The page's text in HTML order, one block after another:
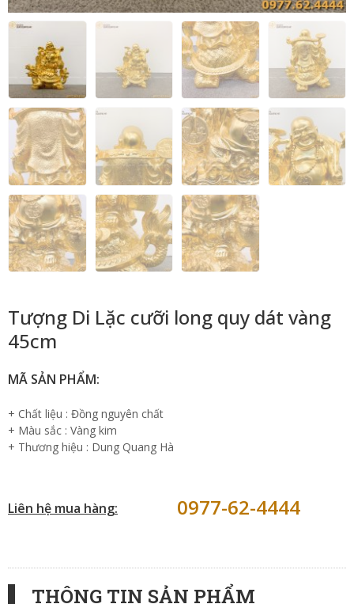
Tượng Di Lặc cưỡi long quy dát vàng
45cm
MÃ SẢN PHẨM:
+ Chất liệu : Đồng nguyên chất
+ Màu sắc : Vàng kim
+ Thương hiệu : Dung Quang Hà
Liên hệ mua hàng: 0977-62-4444
THÔNG TIN SẢN PHẨM